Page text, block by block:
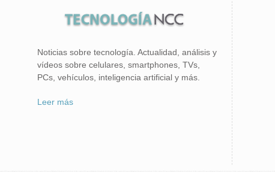
Noticias sobre tecnología. Actualidad, análisis y
vídeos sobre celulares, smartphones, TVs,
PCs, vehículos, inteligencia artificial y más.
Leer más